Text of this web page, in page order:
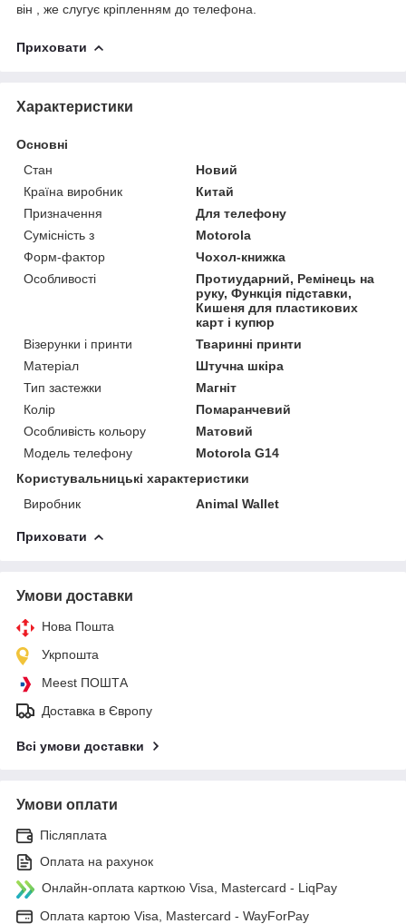
він , же слугує кріпленням до телефона.
Приховати
Характеристики
Основні
Стан
Новий
Країна виробник
Китай
Призначення
Для телефону
Сумісність з
Motorola
Форм-фактор
Чохол-книжка
Особливості
Протиударний, Ремінець на
руку, Функція підставки,
Кишеня для пластикових
карт і купюр
Візерунки і принти
Тваринні принти
Матеріал
Штучна шкіра
Тип застежки
Магніт
Колір
Помаранчевий
Особливість кольору
Матовий
Модель телефону
Motorola G14
Користувальницькі характеристики
Виробник
Animal Wallet
Приховати
Умови доставки
Нова Пошта
Укрпошта
Meest ПОШТА
Доставка в Європу
Всі умови доставки
Умови оплати
Післяплата
Оплата на рахунок
Онлайн-оплата карткою Visa, Mastercard - LiqPay
Оплата картою Visa, Mastercard - WayForPay